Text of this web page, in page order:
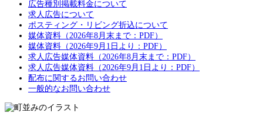
広告種別掲載料金について
求人広告について
ポスティング・リビング折込について
媒体資料（2026年8月末まで：PDF）
媒体資料（2026年9月1日より：PDF）
求人広告媒体資料（2026年8月末まで：PDF）
求人広告媒体資料（2026年9月1日より：PDF）
配布に関するお問い合わせ
一般的なお問い合わせ